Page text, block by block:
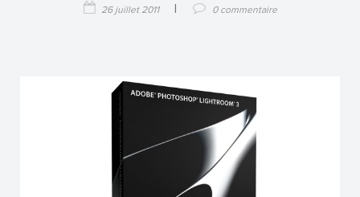
26 juillet 2011 0 commentaire